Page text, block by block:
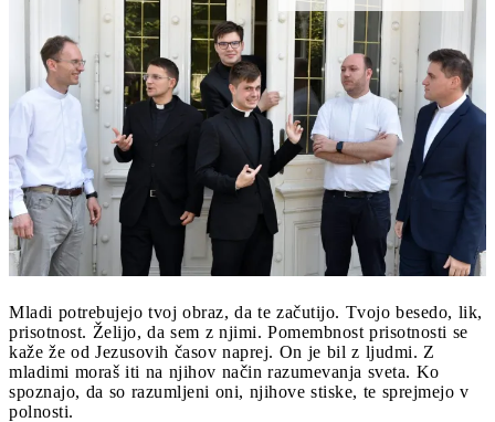
Mladi potrebujejo tvoj obraz, da te začutijo. Tvojo besedo, lik,
prisotnost. Želijo, da sem z njimi. Pomembnost prisotnosti se
kaže že od Jezusovih časov naprej. On je bil z ljudmi. Z
mladimi moraš iti na njihov način razumevanja sveta. Ko
spoznajo, da so razumljeni oni, njihove stiske, te sprejmejo v
polnosti.